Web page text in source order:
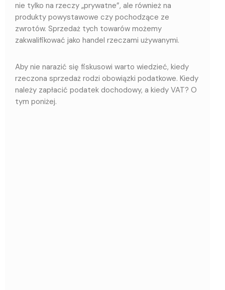
nie tylko na rzeczy „prywatne”, ale również na
produkty powystawowe czy pochodzące ze
zwrotów. Sprzedaż tych towarów możemy
zakwalifikować jako handel rzeczami używanymi.
Aby nie narazić się fiskusowi warto wiedzieć, kiedy
rzeczona sprzedaż rodzi obowiązki podatkowe. Kiedy
należy zapłacić podatek dochodowy, a kiedy VAT? O
tym poniżej.